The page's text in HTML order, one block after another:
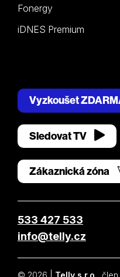
Fonergy
iDNES Premium
Vyzkoušet
Sledovat TV
Zákaznická zóna
533 427 533
info@telly.cz